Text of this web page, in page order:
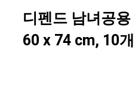
디펜드 남녀공
60 x 74 cm, 10